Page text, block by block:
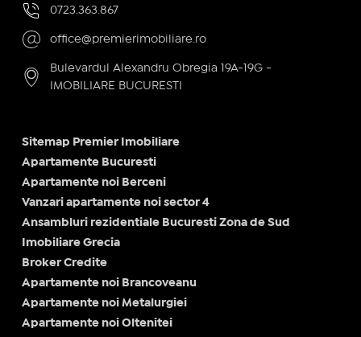
0723.363.867
office@premierimobiliare.ro
Bulevardul Alexandru Obregia 19A-19G -
IMOBILIARE BUCURESTI
Sitemap Premier Imobiliare
Apartamente Bucuresti
Apartamente noi Berceni
Vanzari apartamente noi sector 4
Ansambluri rezidentiale Bucuresti Zona de Sud
Imobiliare Grecia
Broker Credite
Apartamente noi Brancoveanu
Apartamente noi Metalurgiei
Apartamente noi Oltenitei